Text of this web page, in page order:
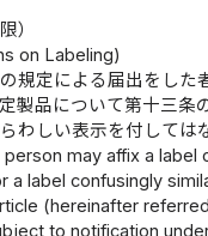
）
on Labeling)
規定による届出をした
製品について第十三
わしい表示を付しては
person may affix a
a label confusingly
(hereinafter
to notification